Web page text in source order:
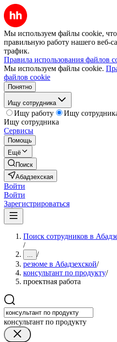
Мы используем файлы cookie,
правильную работу нашего веб-
трафик.
Правила использования файлов
Мы используем файлы cookie.
файлов cookie
Понятно
Ищу сотрудника
Ищу работу
Ищу
Ищу сотрудника
Сервисы
Помощь
Ещё
Поиск
Абадзехская
Войти
Войти
Зарегистрироваться
Поиск сотрудников в
/
... /
резюме в Абадзехской/
консультант по продукту/
проектная работа
консультант по продукту